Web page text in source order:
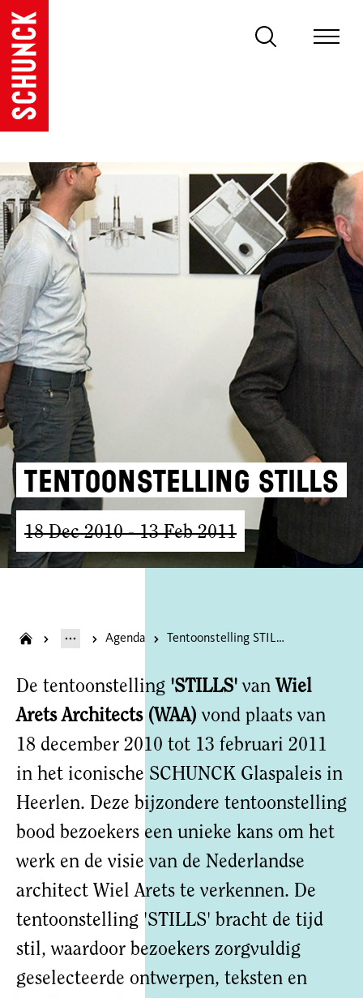
Tentoonstelling STILLS
18 Dec 2010- 13 Feb 2011
Agenda Tentoonstelling STILLS
De tentoonstelling 'STILLS' van Wiel
Arets Architects (WAA) vond plaats van
18 december 2010 tot 13 februari 2011
in het iconische SCHUNCK Glaspaleis in
Heerlen. Deze bijzondere tentoonstelling
bood bezoekers een unieke kans om het
werk en de visie van de Nederlandse
architect Wiel Arets te verkennen. De
tentoonstelling 'STILLS' bracht de tijd
stil, waardoor bezoekers zorgvuldig
geselecteerde ontwerpen, teksten en